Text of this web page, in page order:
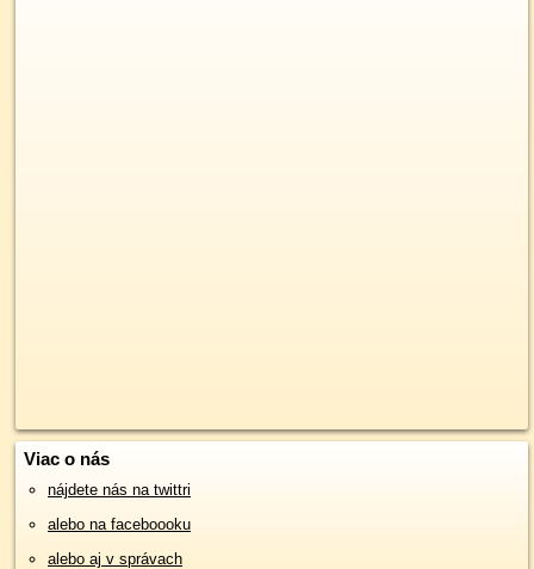
Viac o nás
nájdete nás na twittri
alebo na faceboooku
alebo aj v správach